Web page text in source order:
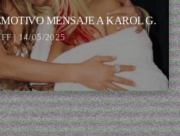
MENSAJE A KAROL G.
| 14/05/2025